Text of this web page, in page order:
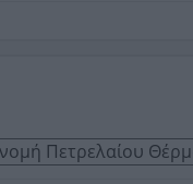
Πετρελαίου